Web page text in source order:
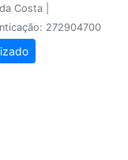
Costa |
272904700